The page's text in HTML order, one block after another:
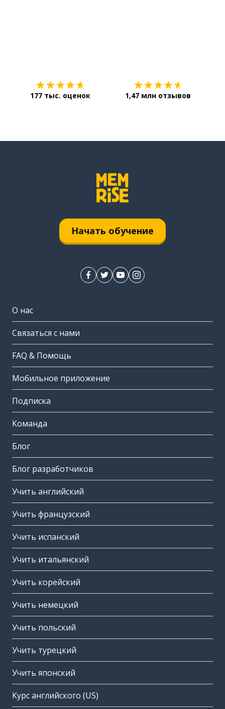
177 тыс. оценок 1,47 млн отзывов
Начать обучение
О нас
Связаться с нами
FAQ & Помощь
Мобильное приложение
Подписка
Команда
Блог
Блог разработчиков
Учить английский
Учить французский
Учить испанский
Учить итальянский
Учить корейский
Учить немецкий
Учить польский
Учить турецкий
Учить японский
Курс английского (US)